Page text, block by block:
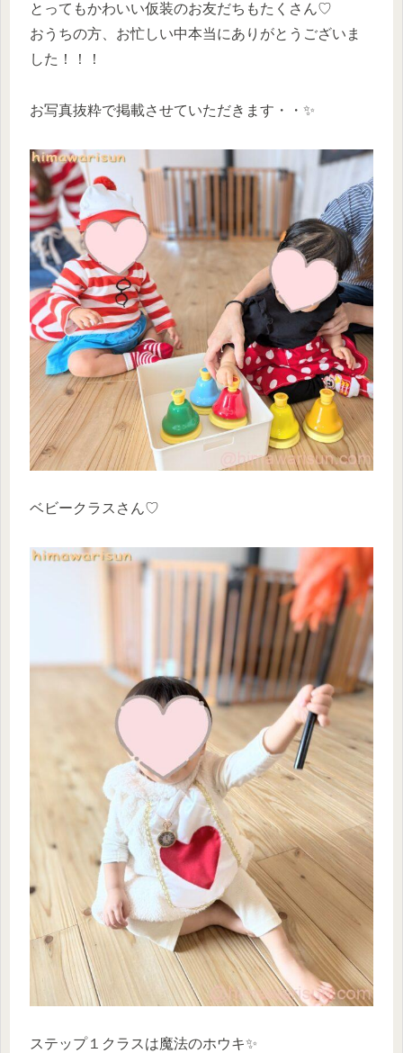
とってもかわいい仮装のお友だちもたくさん♡
おうちの方、お忙しい中本当にありがとうございま
した！！！
お写真抜粋で掲載させていただきます・・✨
ベビークラスさん♡
ステップ１クラスは魔法のホウキ✨